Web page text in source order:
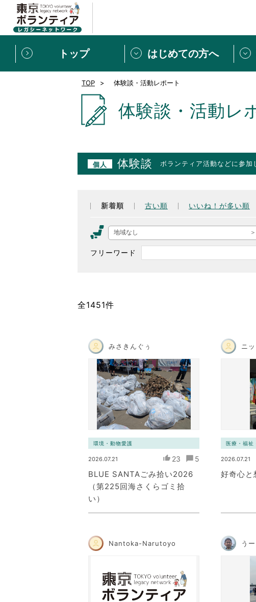
トップ はじめての方へ
新規登録 ボランティアをした
東京ボランティアレガシーネ
募集情報
[個人] 体験談
ボランティアの広場
新着記事一覧
東京2020大会の軌跡
TOP 体験談・活動レポート
体験談・活動レ
個人 体験談 ボランティア活動などに参加
新着順 古い順 いいね！が多い順
地域なし
フリーワード
全1451件
みさきんぐぅ
環境・動物愛護
2026.07.21 23 5
BLUE SANTAごみ拾い2026
（第225回海さくらゴミ拾
い）
ニ
医療・福祉
2026.07.21
好奇心と
Nantoka-Narutoyo う